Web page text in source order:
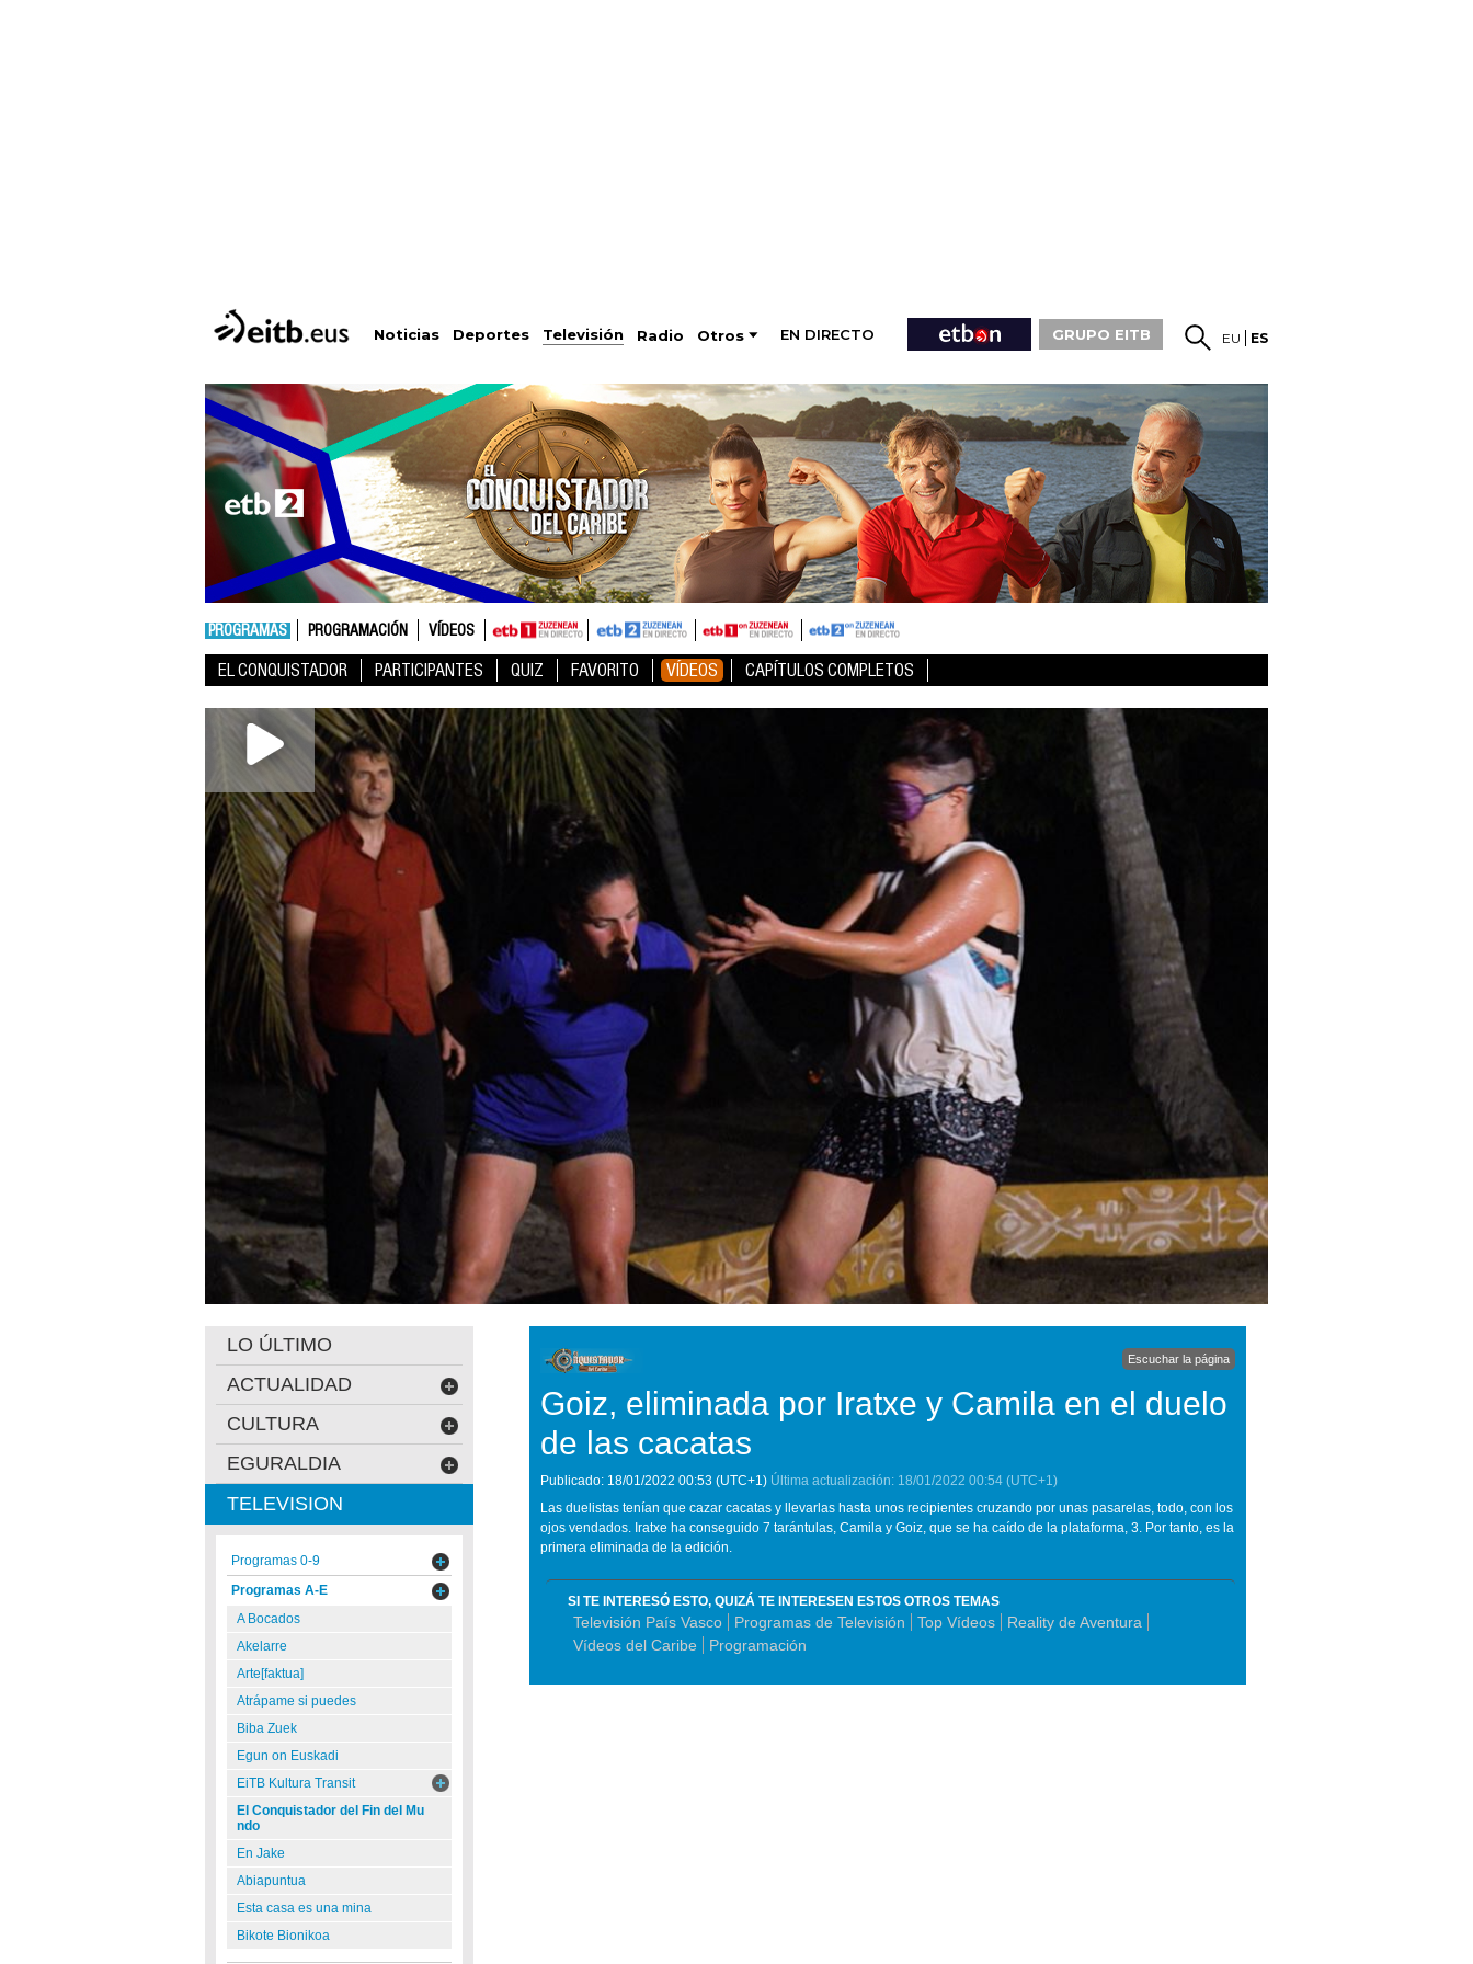
Noticias Deportes Televisión Radio Otros EN DIRECTO GRUPO EITB EU ES
PROGRAMAS PROGRAMACIÓN VÍDEOS
EL CONQUISTADOR PARTICIPANTES QUIZ FAVORITO VÍDEOS CAPÍTULOS COMPLETOS
Escuchar la página
Goiz, eliminada por Iratxe y Camila en el duelo
de las cacatas
Publicado: 18/01/2022 00:53 (UTC+1) Última actualización: 18/01/2022 00:54 (UTC+1)
Las duelistas tenían que cazar cacatas y llevarlas hasta unos recipientes cruzando por unas pasarelas, todo, con los
ojos vendados. Iratxe ha conseguido 7 tarántulas, Camila y Goiz, que se ha caído de la plataforma, 3. Por tanto, es la
primera eliminada de la edición.
SI TE INTERESÓ ESTO, QUIZÁ TE INTERESEN ESTOS OTROS TEMAS
Televisión País Vasco Programas de Televisión Top Vídeos
Reality de Aventura
Vídeos del Caribe
Programación
LO ÚLTIMO
ACTUALIDAD
CULTURA
EGURALDIA
TELEVISION
Programas 0-9
Programas A-E
A Bocados
Akelarre
Arte[faktua]
Atrápame si puedes
Biba Zuek
Egun on Euskadi
EiTB Kultura Transit
El Conquistador del Fin del Mu
ndo
En Jake
Abiapuntua
Esta casa es una mina
Bikote Bionikoa